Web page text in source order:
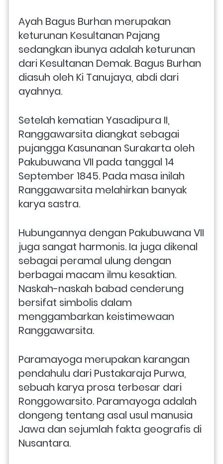
Ayah Bagus Burhan merupakan
keturunan Kesultanan Pajang
sedangkan ibunya adalah keturunan
dari Kesultanan Demak. Bagus Burhan
diasuh oleh Ki Tanujaya, abdi dari
ayahnya.
Setelah kematian Yasadipura II,
Ranggawarsita diangkat sebagai
pujangga Kasunanan Surakarta oleh
Pakubuwana VII pada tanggal 14
September 1845. Pada masa inilah
Ranggawarsita melahirkan banyak
karya sastra.
Hubungannya dengan Pakubuwana VII
juga sangat harmonis. Ia juga dikenal
sebagai peramal ulung dengan
berbagai macam ilmu kesaktian.
Naskah-naskah babad cenderung
bersifat simbolis dalam
menggambarkan keistimewaan
Ranggawarsita.
Paramayoga merupakan karangan
pendahulu dari Pustakaraja Purwa,
sebuah karya prosa terbesar dari
Ronggowarsito. Paramayoga adalah
dongeng tentang asal usul manusia
Jawa dan sejumlah fakta geografis di
Nusantara.